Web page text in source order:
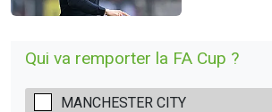
Qui va remporter la FA Cup ?
MANCHESTER CITY